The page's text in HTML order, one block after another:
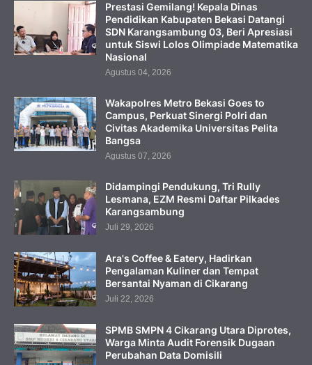
Prestasi Gemilang! Kepala Dinas
Pendidikan Kabupaten Bekasi Datangi
SDN Karangsambung 03, Beri Apresiasi
untuk Siswi Lolos Olimpiade Matematika
Nasional
Agustus 04, 2026
Wakapolres Metro Bekasi Goes to
Campus, Perkuat Sinergi Polri dan
Civitas Akademika Universitas Pelita
Bangsa
Agustus 07, 2026
Didampingi Pendukung, Tri Rully
Lesmana, EZM Resmi Daftar Pilkades
Karangsambung
Juli 29, 2026
Ara's Coffee & Eatery, Hadirkan
Pengalaman Kuliner dan Tempat
Bersantai Nyaman di Cikarang
Juli 22, 2026
SPMB SMPN 4 Cikarang Utara Diprotes,
Warga Minta Audit Forensik Dugaan
Perubahan Data Domisili